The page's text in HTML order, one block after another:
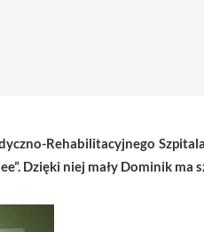
Rehabilitacyjnego
Dzięki niej mały Dominik ma